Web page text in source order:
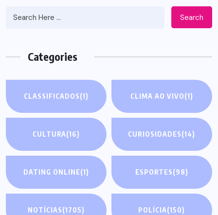
Search
Categories
CLASSIFICADOS(1) CLIMA AO VIVO(1)
CULTURA(16) CURIOSIDADES(14)
DATING ONLINE(1) ESPORTES(98)
NOTÍCIAS(1705) POLÍCIA(150)